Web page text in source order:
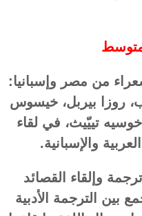
من مصر وإسبانيا:
روزا بيربل، خيسوس
خوسيه تييّيث، في لقاء
والإسبانية.
وإلقاء القصائد
بين الترجمة الأدبية